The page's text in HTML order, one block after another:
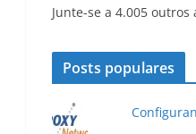
ç
d
e
-
Junte-se a 4.005 outros
Posts populares